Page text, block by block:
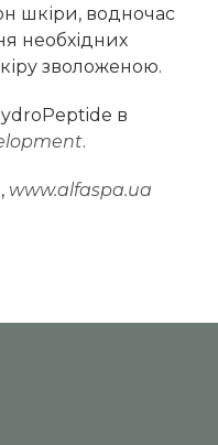
шкіри, водночас
необхідних
зволоженою.
в
.
, www.alfaspa.ua